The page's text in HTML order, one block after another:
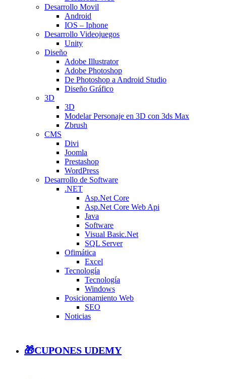
Desarrollo Movil
Android
IOS – Iphone
Desarrollo Videojuegos
Unity
Diseño
Adobe Illustrator
Adobe Photoshop
De Photoshop a Android Studio
Diseño Gráfico
3D
3D
Modelar Personaje en 3D con 3ds Max
Zbrush
CMS
Divi
Joomla
Prestashop
WordPress
Desarrollo de Software
.NET
Asp.Net Core
Asp.Net Core Web Api
Java
Software
Visual Basic.Net
SQL Server
Ofimática
Excel
Tecnología
Tecnología
Windows
Posicionamiento Web
SEO
Noticias
🎁CUPONES UDEMY